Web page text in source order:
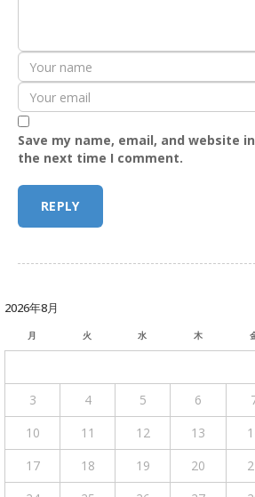
Save my name, email, and website
the next time I comment.
2026年8月
月 火 水 木
3
4 5 6
10
11 12 13
17
18 19 20